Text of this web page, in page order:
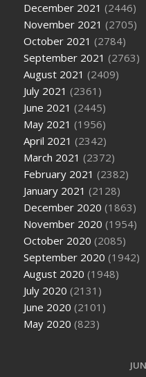
December 2021 (2446)
November 2021 (2705)
October 2021 (2784)
September 2021 (2763)
August 2021 (2409)
July 2021 (2361)
June 2021 (2445)
May 2021 (1956)
April 2021 (2342)
March 2021 (2372)
February 2021 (2382)
January 2021 (2128)
December 2020 (1863)
November 2020 (1954)
October 2020 (2085)
September 2020 (1942)
August 2020 (1948)
July 2020 (2131)
June 2020 (2101)
May 2020 (823)